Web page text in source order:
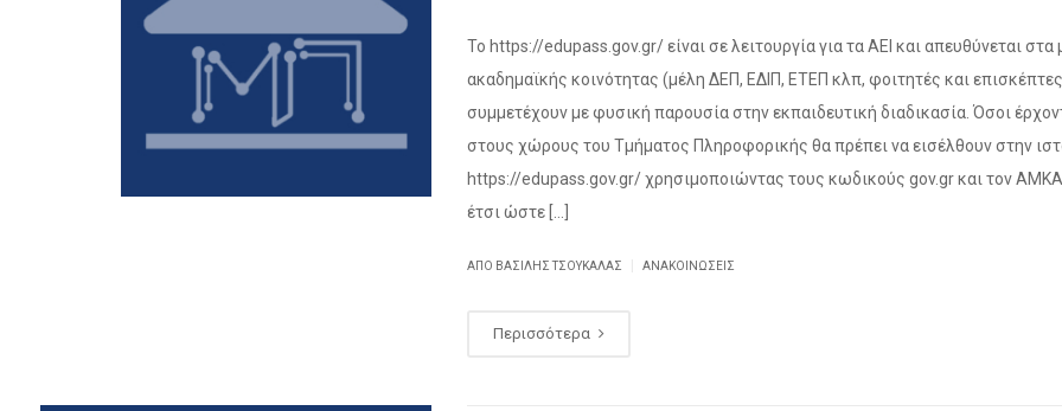
Το https://edupass.gov.gr/ είναι σε λειτουργία για τα ΑΕΙ και απευθύνεται στα
ακαδημαϊκής κοινότητας (μέλη ΔΕΠ, ΕΔΙΠ, ΕΤΕΠ κλπ, φοιτητές και
συμμετέχουν με φυσική παρουσία στην εκπαιδευτική διαδικασία. Όσοι
στους χώρους του Τμήματος Πληροφορικής θα πρέπει να εισέλθουν στην
https://edupass.gov.gr/ χρησιμοποιώντας τους κωδικούς gov.gr και τον
έτσι ώστε […]
ΑΠΌ ΒΑΣΊΛΗΣ ΤΣΟΥΚΑΛΆΣ ΑΝΑΚΟΙΝΏΣΕΙΣ
Περισσότερα